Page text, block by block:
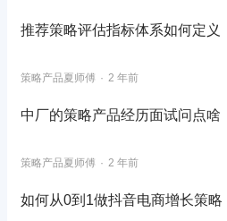
推荐策略评估指标体系如何定义
策略产品夏师傅 2 年前
中厂的策略产品经历面试问点啥
策略产品夏师傅 2 年前
如何从0到1做抖音电商增长策略